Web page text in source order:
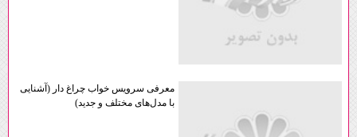
معرفی سرویس خواب چراغ دار (آشنایی
با مدل‌های مختلف و جدید)